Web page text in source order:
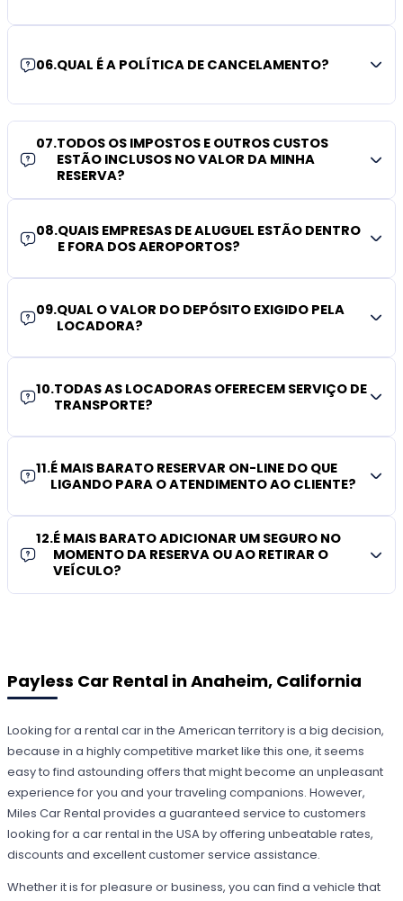
06.QUAL É A POLÍTICA DE CANCELAMENTO?
07.TODOS OS IMPOSTOS E OUTROS CUSTOS
ESTÃO INCLUSOS NO VALOR DA MINHA
RESERVA?
08.QUAIS EMPRESAS DE ALUGUEL ESTÃO DENTRO
E FORA DOS AEROPORTOS?
09.QUAL O VALOR DO DEPÓSITO EXIGIDO PELA
LOCADORA?
10.TODAS AS LOCADORAS OFERECEM SERVIÇO DE
TRANSPORTE?
11.É MAIS BARATO RESERVAR ON-LINE DO QUE
LIGANDO PARA O ATENDIMENTO AO CLIENTE?
12.É MAIS BARATO ADICIONAR UM SEGURO NO
MOMENTO DA RESERVA OU AO RETIRAR O
VEÍCULO?
Payless Car Rental in Anaheim, California
Looking for a rental car in the American territory is a big decision,
because in a highly competitive market like this one, it seems
easy to find astounding offers that might become an unpleasant
experience for you and your traveling companions. However,
Miles Car Rental provides a guaranteed service to customers
looking for a car rental in the USA by offering unbeatable rates,
discounts and excellent customer service assistance.
Whether it is for pleasure or business, you can find a vehicle that